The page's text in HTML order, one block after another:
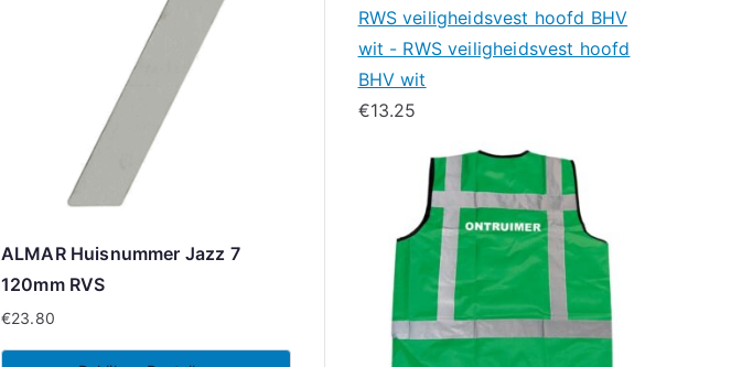
ALMAR Huisnummer Jazz 7
120mm RVS
€23.80
RWS veiligheidsvest hoofd BHV
wit - RWS veiligheidsvest hoofd
BHV wit
€13.25